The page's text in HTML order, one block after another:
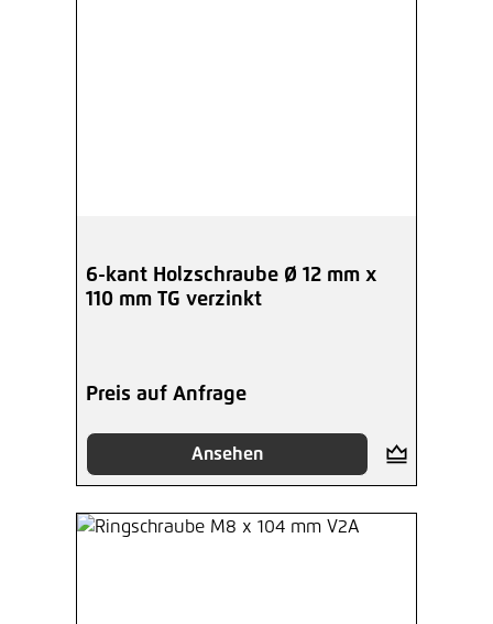
6-kant Holzschraube Ø 12 mm x
110 mm TG verzinkt
Preis auf Anfrage
Ansehen